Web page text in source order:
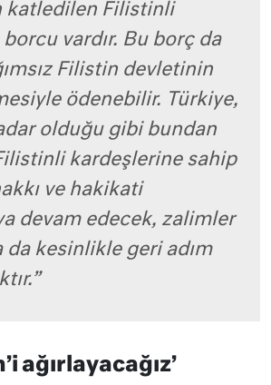
katledilen Filistinli
vardır. Bu borç da
Filistin devletinin
ödenebilir. Türkiye,
olduğu gibi bundan
kardeşlerine sahip
ve hakikati
devam edecek, zalimler
da kesinlikle geri adım
ağırlayacağız’